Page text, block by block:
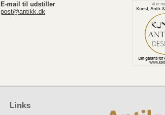
E-mail til udstiller
post@antikk.dk
Links